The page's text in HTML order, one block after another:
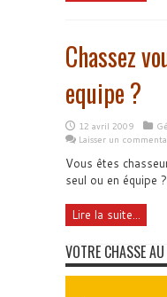
Chassez
equipe ?
12 avril 2009
Laisser un
Vous êtes
seul ou en équipe
Lire la suite...
VOTRE CHASSE